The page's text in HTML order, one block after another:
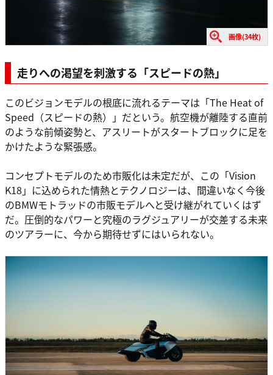
画像(34枚)
走りへの渇望を刺激する「スピードの熱」
このビジョンモデルの根底に流れるテーマは「The Heat of
Speed（スピードの熱）」だという。航空機が離陸する直前
のような前傾姿勢と、アスリートがスタートブロックに足を
かけたような緊張感。
コンセプトモデルのため市販化は未定だが、この「Vision
K18」に込められた情熱とテクノロジーは、間違いなく今後
のBMWモトラッドの市販モデルへと受け継がれていくはず
だ。圧倒的なパワーと究極のラグジュアリーが交差する未来
のツアラーに、今から期待せずにはいられない。